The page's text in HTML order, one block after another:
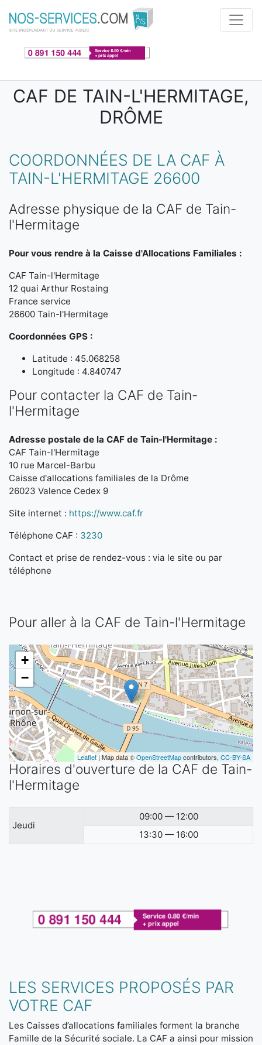
Aller au contenu principal
CAF DE TAIN-L'HERMITAGE,
DRÔME
COORDONNÉES DE LA CAF À
TAIN-L'HERMITAGE 26600
Adresse physique de la CAF de Tain-
l'Hermitage
Pour vous rendre à la Caisse d'Allocations Familiales :
CAF Tain-l'Hermitage
12 quai Arthur Rostaing
France service
26600 Tain-l'Hermitage
Coordonnées GPS :
Latitude : 45.068258
Longitude : 4.840747
Pour contacter la CAF de Tain-
l'Hermitage
Adresse postale de la CAF de Tain-l'Hermitage :
CAF Tain-l'Hermitage
10 rue Marcel-Barbu
Caisse d'allocations familiales de la Drôme
26023 Valence Cedex 9
Site internet : https://www.caf.fr
Téléphone CAF : 3230
Contact et prise de rendez-vous : via le site ou par
téléphone
Pour aller à la CAF de Tain-l'Hermitage
+
−
Leaflet | Map data ©OpenStreetMapcontributors, CC-BY-SA
Horaires d'ouverture de la CAF de Tain-
l'Hermitage
Jeudi
09:00 — 12:00
13:30 — 16:00
LES SERVICES PROPOSÉS PAR
VOTRE CAF
Les Caisses d’allocations familiales forment la branche
Famille de la Sécurité sociale. La CAF a ainsi pour mission